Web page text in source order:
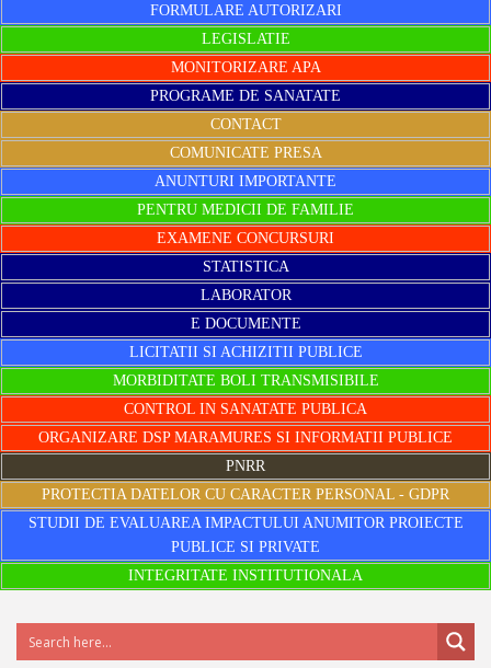
FORMULARE AUTORIZARI
LEGISLATIE
MONITORIZARE APA
PROGRAME DE SANATATE
CONTACT
COMUNICATE PRESA
ANUNTURI IMPORTANTE
PENTRU MEDICII DE FAMILIE
EXAMENE CONCURSURI
STATISTICA
LABORATOR
E DOCUMENTE
LICITATII SI ACHIZITII PUBLICE
MORBIDITATE BOLI TRANSMISIBILE
CONTROL IN SANATATE PUBLICA
ORGANIZARE DSP MARAMURES SI INFORMATII PUBLICE
PNRR
PROTECTIA DATELOR CU CARACTER PERSONAL - GDPR
STUDII DE EVALUAREA IMPACTULUI ANUMITOR PROIECTE
PUBLICE SI PRIVATE
INTEGRITATE INSTITUTIONALA